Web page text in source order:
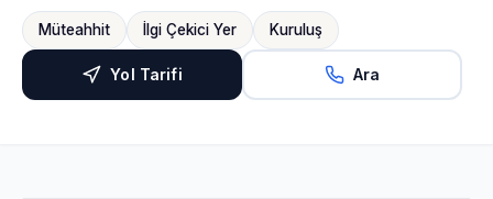
Müteahhit İlgi Çekici Yer Kuruluş
Yol Tarifi Ara